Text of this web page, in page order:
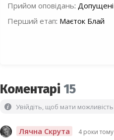
Прийом оповідань:Допущені
Перший етап: Маєток Блай
Коментарі15
Увійдіть, щоб мати
Лячна Скрута 4 роки тому